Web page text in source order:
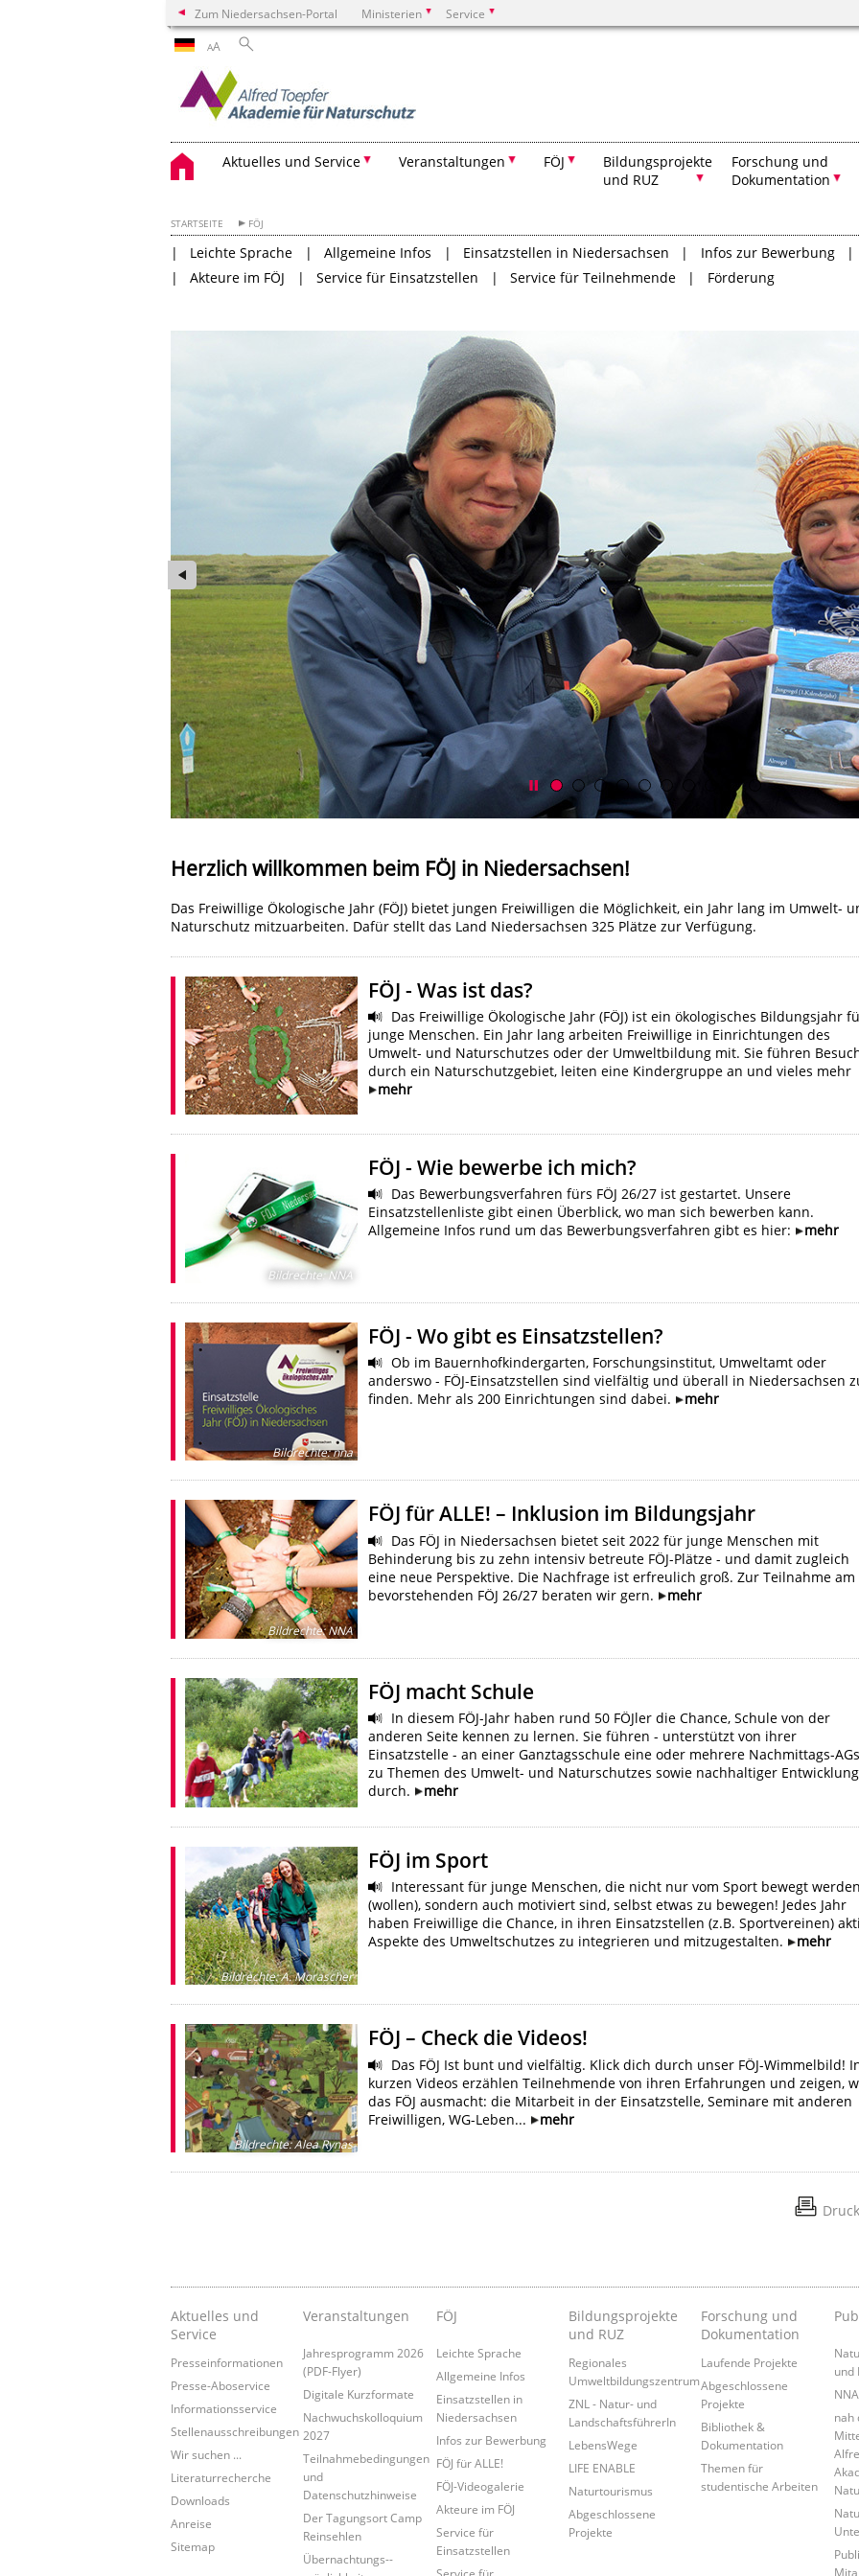
Zum Niedersachsen-Portal Ministerien Service
AA
Aktuelles und Service Veranstaltungen FÖJ
Bildungsprojekte
und RUZ
Forschung und
Dokumentation
STARTSEITE FÖJ
Leichte Sprache Allgemeine Infos Einsatzstellen in Niedersachsen Infos zur Bewerbung
Akteure im FÖJ
Service für Einsatzstellen Service für Teilnehmende Förderung
Herzlich willkommen beim FÖJ in Niedersachsen!
Das Freiwillige Ökologische Jahr (FÖJ) bietet jungen Freiwilligen die Möglichkeit, ein Jahr lang im Umwelt-
Naturschutz mitzuarbeiten. Dafür stellt das Land Niedersachsen 325 Plätze zur Verfügung.
FÖJ - Was ist das?
Das Freiwillige Ökologische Jahr (FÖJ) ist ein ökologisches Bildungsjahr
junge Menschen. Ein Jahr lang arbeiten Freiwillige in Einrichtungen des
Umwelt- und Naturschutzes oder der Umweltbildung mit. Sie führen
durch ein Naturschutzgebiet, leiten eine Kindergruppe an und vieles mehr
mehr
Bildrechte:NNA
FÖJ - Wie bewerbe ich mich?
Das Bewerbungsverfahren fürs FÖJ 26/27 ist gestartet. Unsere
Einsatzstellenliste gibt einen Überblick, wo man sich bewerben kann.
Allgemeine Infos rund um das Bewerbungsverfahren gibt es hier:
mehr
Bildrechte:nna
FÖJ - Wo gibt es Einsatzstellen?
Ob im Bauernhofkindergarten, Forschungsinstitut, Umweltamt oder
anderswo - FÖJ-Einsatzstellen sind vielfältig und überall in Niedersachsen
finden. Mehr als 200 Einrichtungen sind dabei.
mehr
Bildrechte:NNA
FÖJ für ALLE! – Inklusion im Bildungsjahr
Das FÖJ in Niedersachsen bietet seit 2022 für junge Menschen mit
Behinderung bis zu zehn intensiv betreute FÖJ-Plätze - und damit zugleich
eine neue Perspektive. Die Nachfrage ist erfreulich groß. Zur Teilnahme am
bevorstehenden FÖJ 26/27 beraten wir gern.
mehr
FÖJ macht Schule
In diesem FÖJ-Jahr haben rund 50 FÖJler die Chance, Schule von der
anderen Seite kennen zu lernen. Sie führen - unterstützt von ihrer
Einsatzstelle - an einer Ganztagsschule eine oder mehrere Nachmittags-AGs
zu Themen des Umwelt- und Naturschutzes sowie nachhaltiger Entwicklung
durch.
mehr
Bildrechte:A. Morascher
FÖJ im Sport
Interessant für junge Menschen, die nicht nur vom Sport bewegt werden
(wollen), sondern auch motiviert sind, selbst etwas zu bewegen! Jedes Jahr
haben Freiwillige die Chance, in ihren Einsatzstellen (z.B. Sportvereinen)
Aspekte des Umweltschutzes zu integrieren und mitzugestalten.
mehr
Bildrechte:Alea Rynas
FÖJ – Check die Videos!
Das FÖJ Ist bunt und vielfältig. Klick dich durch unser FÖJ-Wimmelbild!
kurzen Videos erzählen Teilnehmende von ihren Erfahrungen und zeigen,
das FÖJ ausmacht: die Mitarbeit in der Einsatzstelle, Seminare mit anderen
Freiwilligen, WG-Leben...
mehr
Aktuelles und
Service
Presseinformationen
Presse-Aboservice
Informationsservice
Stellenausschreibungen
Wir suchen ...
Literaturrecherche
Downloads
Anreise
Sitemap
Veranstaltungen
Jahresprogramm 2026
(PDF-Flyer)
Digitale Kurzformate
Nachwuchskolloquium
2027
Teilnahmebedingungen
und
Datenschutzhinweise
Der Tagungsort Camp
Reinsehlen
Übernachtungs-­
FÖJ
Leichte Sprache
Allgemeine Infos
Einsatzstellen in
Niedersachsen
Infos zur Bewerbung
FÖJ für ALLE!
FÖJ-Videogalerie
Akteure im FÖJ
Service für
Einsatzstellen
Service für
Bildungsprojekte
und RUZ
Regionales
Umweltbildungszentrum
ZNL - Natur- und
LandschaftsführerIn
LebensWege
LIFE ENABLE
Naturtourismus
Abgeschlossene
Projekte
Forschung und
Dokumentation
Laufende Projekte
Abgeschlossene
Projekte
Bibliothek &
Dokumentation
Themen für
studentische Arbeiten
und
nah